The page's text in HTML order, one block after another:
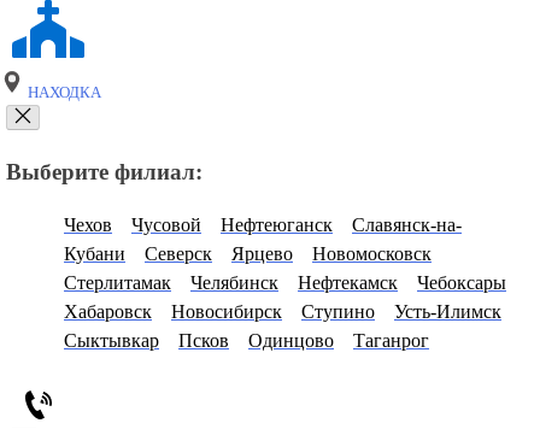
НАХОДКА
Выберите филиал:
Чехов Чусовой Нефтеюганск
Славянск-на-
Кубани
Северск Ярцево
Новомосковск
Стерлитамак
Челябинск Нефтекамск
Чебоксары
Хабаровск
Новосибирск Ступино
Усть-Илимск
Сыктывкар
Псков Одинцово Таганрог